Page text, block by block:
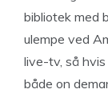
bibliotek med
ulempe ved
live-tv, så
både on